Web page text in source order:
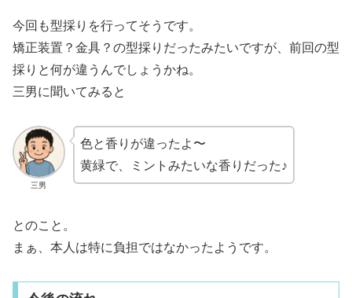
今回も型採りを行ってそうです。
矯正装置？金具？の型採りだったみたいですが、前回の型
採りと何が違うんでしょうかね。
三男に聞いてみると
三男
色と香りが違ったよ〜
黄緑で、ミントみたいな香りだった♪
とのこと。
まぁ、本人は特に負担ではなかったようです。